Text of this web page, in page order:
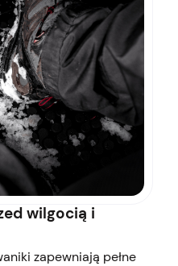
wilgocią i
zapewniają pełne